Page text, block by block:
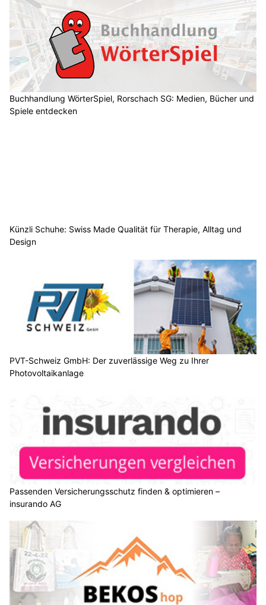
Buchhandlung WörterSpiel, Rorschach SG: Medien, Bücher und
Spiele entdecken
Künzli Schuhe: Swiss Made Qualität für Therapie, Alltag und
Design
PVT-Schweiz GmbH: Der zuverlässige Weg zu Ihrer
Photovoltaikanlage
Passenden Versicherungsschutz finden & optimieren –
insurando AG